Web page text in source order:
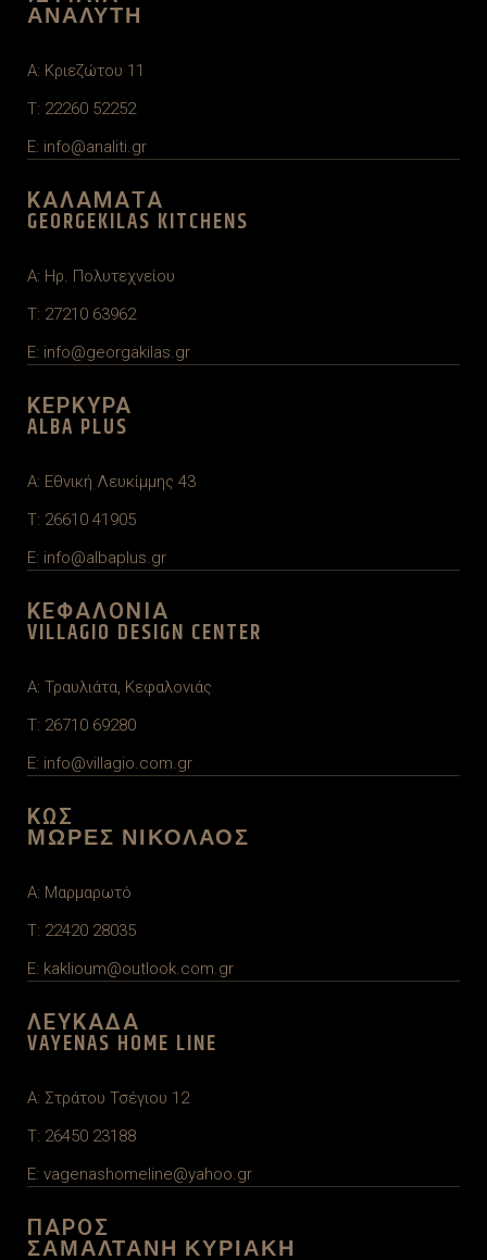
ΑΝΑΛΥΤΗ
A: Κριεζώτου 11
T: 22260 52252
E: info@analiti.gr
ΚΑΛΑΜΑΤΑ
GEORGEKILAS KITCHENS
A: Ηρ. Πολυτεχνείου
T: 27210 63962
E: info@georgakilas.gr
ΚΕΡΚΥΡΑ
ALBA PLUS
A: Εθνική Λευκίμμης 43
T: 26610 41905
E: info@albaplus.gr
ΚΕΦΑΛΟΝΙΑ
VILLAGIO DESIGN CENTER
A: Τραυλιάτα, Κεφαλονιάς
T: 26710 69280
E: info@villagio.com.gr
ΚΩΣ
ΜΩΡΕΣ ΝΙΚΟΛΑΟΣ
A: Μαρμαρωτό
T: 22420 28035
E: kaklioum@outlook.com.gr
ΛΕΥΚΑΔΑ
VAYENAS HOME LINE
A: Στράτου Τσέγιου 12
T: 26450 23188
E: vagenashomeline@yahoo.gr
ΠΑΡΟΣ
ΣΑΜΑΛΤΑΝΗ ΚΥΡΙΑΚΗ